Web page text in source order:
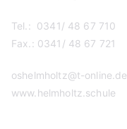
Tel.: 0341/ 48 67 710
Fax.: 0341/ 48 67 721
oshelmholtz@t-online.de
www.helmholtz.schule